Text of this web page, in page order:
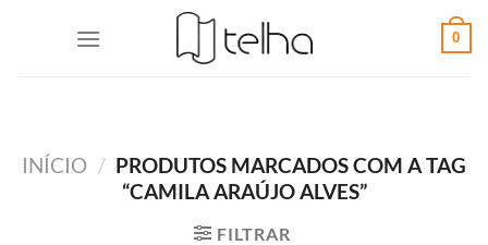
0
INÍCIO / PRODUTOS MARCADOS COM A TAG
“CAMILA ARAÚJO ALVES”
FILTRAR